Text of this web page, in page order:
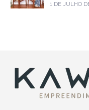
1 DE JULHO